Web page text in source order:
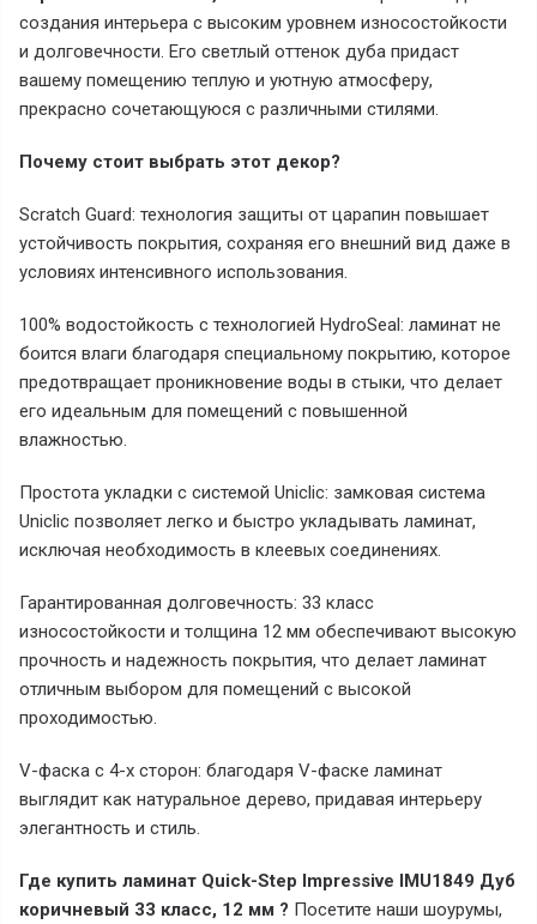
создания интерьера с высоким уровнем износостойкости
и долговечности. Его светлый оттенок дуба придаст
вашему помещению теплую и уютную атмосферу,
прекрасно сочетающуюся с различными стилями.
Почему стоит выбрать этот декор?
Scratch Guard: технология защиты от царапин повышает
устойчивость покрытия, сохраняя его внешний вид даже в
условиях интенсивного использования.
100% водостойкость с технологией HydroSeal: ламинат не
боится влаги благодаря специальному покрытию, которое
предотвращает проникновение воды в стыки, что делает
его идеальным для помещений с повышенной
влажностью.
Простота укладки с системой Uniclic: замковая система
Uniclic позволяет легко и быстро укладывать ламинат,
исключая необходимость в клеевых соединениях.
Гарантированная долговечность: 33 класс
износостойкости и толщина 12 мм обеспечивают высокую
прочность и надежность покрытия, что делает ламинат
отличным выбором для помещений с высокой
проходимостью.
V-фаска с 4-х сторон: благодаря V-фаске ламинат
выглядит как натуральное дерево, придавая интерьеру
элегантность и стиль.
Где купить ламинат Quick-Step Impressive IMU1849 Дуб
коричневый 33 класс, 12 мм ? Посетите наши шоурумы,